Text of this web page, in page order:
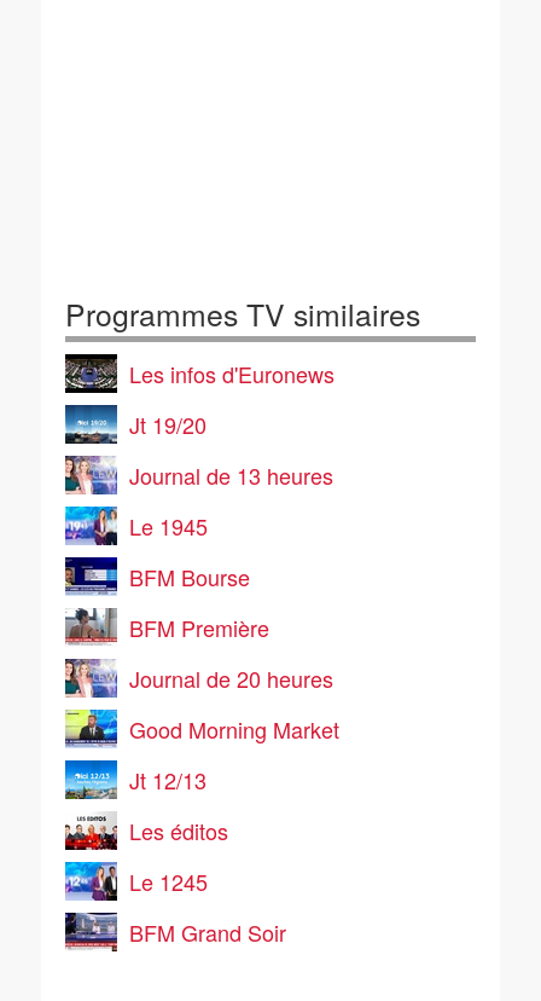
Programmes TV similaires
Les infos d'Euronews
Jt 19/20
Journal de 13 heures
Le 1945
BFM Bourse
BFM Première
Journal de 20 heures
Good Morning Market
Jt 12/13
Les éditos
Le 1245
BFM Grand Soir